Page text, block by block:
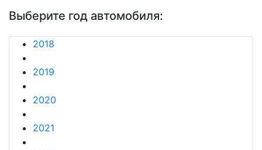
Выберите год автомобиля:
2018
2019
2020
2021